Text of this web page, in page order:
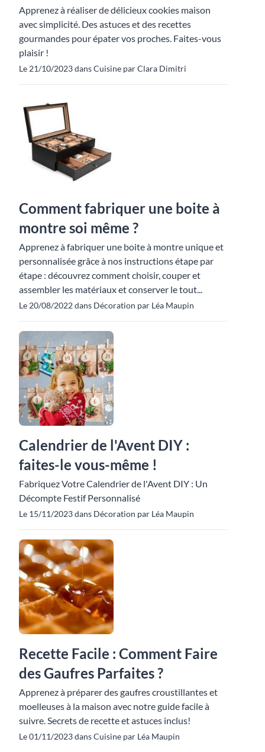
Apprenez à réaliser de délicieux cookies maison
avec simplicité. Des astuces et des recettes
gourmandes pour épater vos proches. Faites-vous
plaisir !
Le 21/10/2023 dans Cuisine par Clara Dimitri
Comment fabriquer une boite à
montre soi même ?
Apprenez à fabriquer une boite à montre unique et
personnalisée grâce à nos instructions étape par
étape : découvrez comment choisir, couper et
assembler les matériaux et conserver le tout...
Le 20/08/2022 dans Décoration par Léa Maupin
Calendrier de l'Avent DIY :
faites-le vous-même !
Fabriquez Votre Calendrier de l'Avent DIY : Un
Décompte Festif Personnalisé
Le 15/11/2023 dans Décoration par Léa Maupin
Recette Facile : Comment Faire
des Gaufres Parfaites ?
Apprenez à préparer des gaufres croustillantes et
moelleuses à la maison avec notre guide facile à
suivre. Secrets de recette et astuces inclus!
Le 01/11/2023 dans Cuisine par Léa Maupin